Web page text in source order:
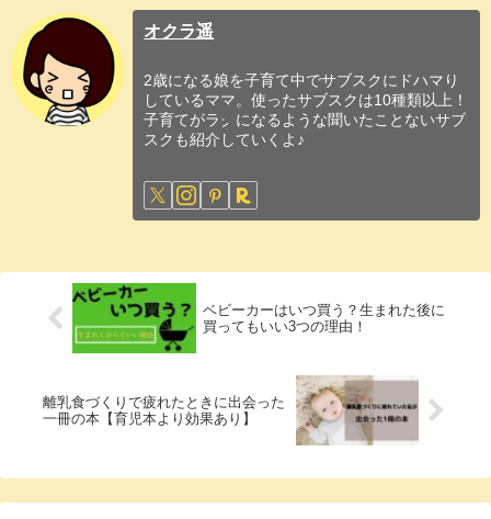
オクラ遥
2歳になる娘を子育て中でサブスクにドハマり
しているママ。使ったサブスクは10種類以上！
子育てがラクになるような聞いたことないサブ
スクも紹介していくよ♪
ベビーカーはいつ買う？生まれた後に
買ってもいい3つの理由！
離乳食づくりで疲れたときに出会った
一冊の本【育児本より効果あり】